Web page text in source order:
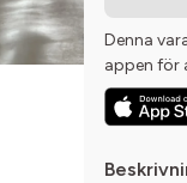
Denna
appen för